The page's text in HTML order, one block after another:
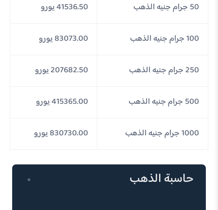
50 جرام جنيه الذهب 41536.50 يورو
100 جرام جنيه الذهب 83073.00 يورو
250 جرام جنيه الذهب 207682.50 يورو
500 جرام جنيه الذهب 415365.00 يورو
1000 جرام جنيه الذهب 830730.00 يورو
حاسبة الذهب